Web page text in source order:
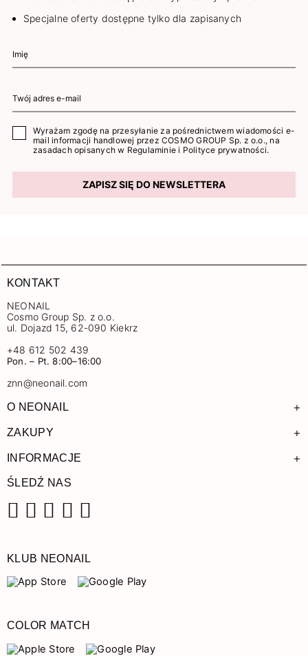
Specjalne oferty dostępne tylko dla zapisanych
Wyrażam zgodę na przesyłanie za pośrednictwem wiadomości e-
mail informacji handlowej przez COSMO GROUP Sp. z o.o., na
zasadach opisanych w Regulaminie i Polityce prywatności.
ZAPISZ SIĘ DO NEWSLETTERA
KONTAKT
NEONAIL
Cosmo Group Sp. z o.o.
ul. Dojazd 15, 62-090 Kiekrz
+48 612 502 439
Pon. – Pt. 8:00–16:00
znn@neonail.com
O NEONAIL +
ZAKUPY +
INFORMACJE +
ŚLEDŹ NAS
KLUB NEONAIL
COLOR MATCH